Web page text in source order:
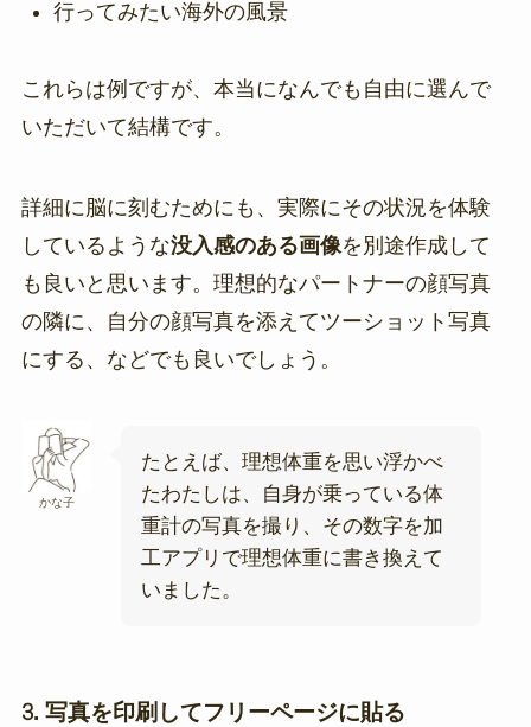
行ってみたい海外の風景
これらは例ですが、本当になんでも自由に選んで
いただいて結構です。
詳細に脳に刻むためにも、実際にその状況を体験
しているような没入感のある画像を別途作成して
も良いと思います。理想的なパートナーの顔写真
の隣に、自分の顔写真を添えてツーショット写真
にする、などでも良いでしょう。
かな子
たとえば、理想体重を思い浮かべ
たわたしは、自身が乗っている体
重計の写真を撮り、その数字を加
工アプリで理想体重に書き換えて
いました。
3. 写真を印刷してフリーページに貼る